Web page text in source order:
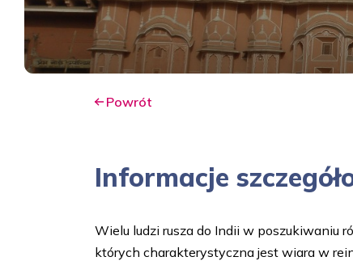
Powrót
Informacje
Wielu ludzi rusza do Indii w poszukiwaniu
których charakterystyczna jest wiara w